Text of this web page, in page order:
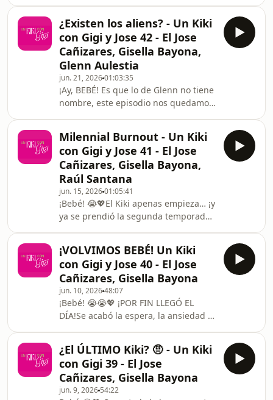
realment
cuerpo, cómo fue someterse a una
cirugía a sus 17 años y sanar su
relación con su cuerpo. 🥺❤️ ¡En este
episodio nos quedamos 🤯 con las
terapias de Jose! 🩺🎙️ Para ti, ¿existe el
pretty privilege? 🤔💭 ¡Ponte cómoda,
BEBÉ! ¡A enterarte de todo el chisme!
💋
¿Existen los aliens? - Un Kiki
con Gigi y Jose 42 - El Jose
Cañizares, Gisella Bayona,
Glenn Aulestia
jun. 21, 202601:03:35
¡Ay, BEBÉ! Es que lo de Glenn no tiene
nombre, este episodio nos quedamos
la preocupación es 100% real. 😂
¿Creen que existen los aliens?¡Ponte
cómoda, BEBÉ! Enterarte de todo el
chisme! 💋Te amamos, bebé. Disfruta
el episodio. ✨
Milennial Burnout - Un Kiki
con Gigi y Jose 41 - El Jose
Cañizares, Gisella Bayona,
Raúl Santana
jun. 15, 202601:05:41
¡Bebé! 😭💖El Kiki apenas empieza… ¡y
ya se prendió la segunda temporada!
con Gigi &amp; Jose, discutimos el
Millennial Burnout 🤯💥No lo hicimos
solos, sino acompañados de nuestro
fan, Raúl Santana 🎬✨.Prepara tu
cafecito o tu vinito, ¡y ponte cómoda!
💋Te amamos, bebé. Disfruta el
episodio.
¡VOLVIMOS BEBÉ! Un Kiki
con Gigi y Jose 40 - El Jose
Cañizares, Gisella Bayona
jun. 10, 202648:07
¡Bebé! 😭😭💖 ¡POR FIN LLEGÓ EL
DÍA!Se acabó la espera, la ansiedad y
temporada de Kiki con Gigi y Jose ya
está oficialmente AQUÍ! 🎬✨Vinimos
con más chismes y listos para seguir
acompañandote cada semana. Si
pensabas que la primera temporada
¿El ÚLTIMO Kiki? 🤨 - Un Kiki
con Gigi 39 - El Jose
Cañizares, Gisella Bayona
jun. 9, 2026 54:22